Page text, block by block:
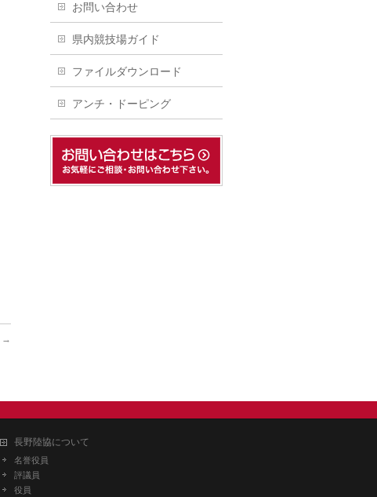
→
お問い合わせ
県内競技場ガイド
ファイルダウンロード
アンチ・ドーピング
長野陸協について
名誉役員
評議員
役員